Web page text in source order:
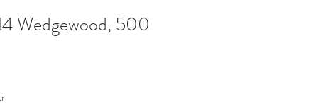
Wedgewood, 500
Salgspris